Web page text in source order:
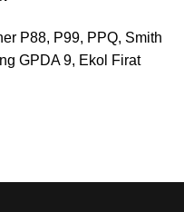
P88, P99, PPQ, Smith
GPDA 9, Ekol Firat